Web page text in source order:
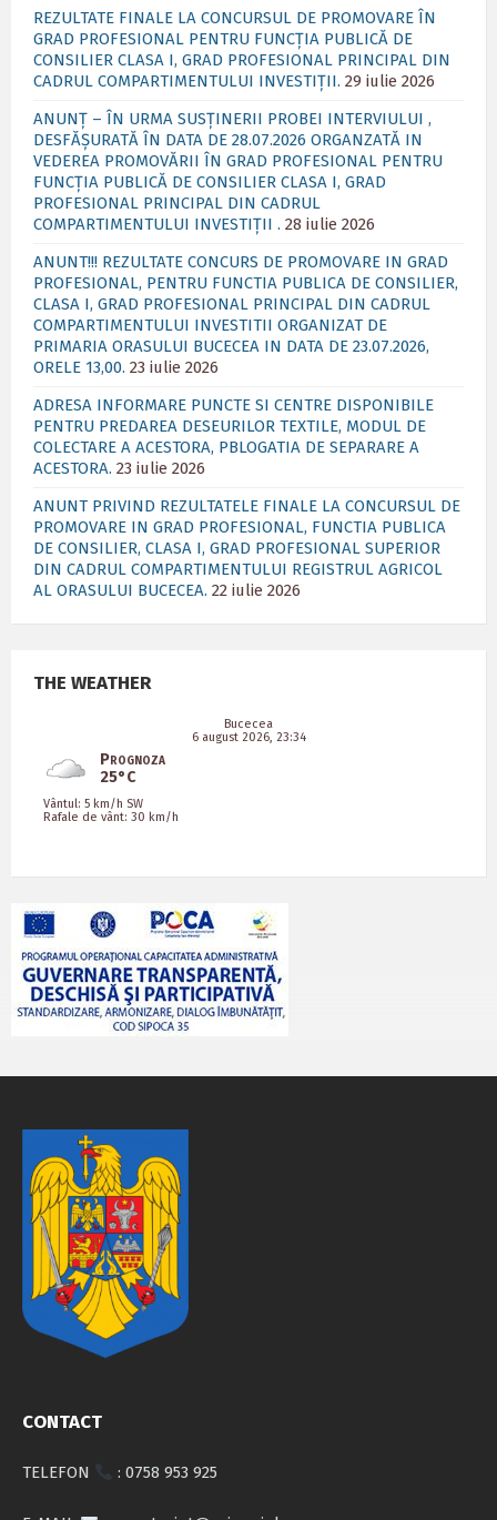
REZULTATE FINALE LA CONCURSUL DE PROMOVARE ÎN
GRAD PROFESIONAL PENTRU FUNCȚIA PUBLICĂ DE
CONSILIER CLASA I, GRAD PROFESIONAL PRINCIPAL DIN
CADRUL COMPARTIMENTULUI INVESTIȚII. 29 iulie 2026
ANUNȚ – ÎN URMA SUSȚINERII PROBEI INTERVIULUI ,
DESFĂȘURATĂ ÎN DATA DE 28.07.2026 ORGANZATĂ IN
VEDEREA PROMOVĂRII ÎN GRAD PROFESIONAL PENTRU
FUNCȚIA PUBLICĂ DE CONSILIER CLASA I, GRAD
PROFESIONAL PRINCIPAL DIN CADRUL
COMPARTIMENTULUI INVESTIȚII . 28 iulie 2026
ANUNT!!! REZULTATE CONCURS DE PROMOVARE IN GRAD
PROFESIONAL, PENTRU FUNCTIA PUBLICA DE CONSILIER,
CLASA I, GRAD PROFESIONAL PRINCIPAL DIN CADRUL
COMPARTIMENTULUI INVESTITII ORGANIZAT DE
PRIMARIA ORASULUI BUCECEA IN DATA DE 23.07.2026,
ORELE 13,00. 23 iulie 2026
ADRESA INFORMARE PUNCTE SI CENTRE DISPONIBILE
PENTRU PREDAREA DESEURILOR TEXTILE, MODUL DE
COLECTARE A ACESTORA, PBLOGATIA DE SEPARARE A
ACESTORA. 23 iulie 2026
ANUNT PRIVIND REZULTATELE FINALE LA CONCURSUL DE
PROMOVARE IN GRAD PROFESIONAL, FUNCTIA PUBLICA
DE CONSILIER, CLASA I, GRAD PROFESIONAL SUPERIOR
DIN CADRUL COMPARTIMENTULUI REGISTRUL AGRICOL
AL ORASULUI BUCECEA. 22 iulie 2026
THE WEATHER
Bucecea
6 august 2026, 23:34
Prognoza
25°C
Vântul: 5 km/h SW
Rafale de vânt: 30 km/h
CONTACT
TELEFON : 0758 953 925